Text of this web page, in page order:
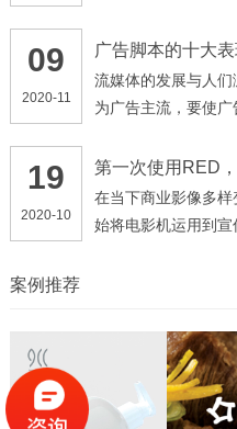
输出，企业想要给
此种营销思路更加偏
艺节目，最引人关注
位导演通过选拔自
片段，以及自创的剧
09
2020-11
广告脚本的十大
流媒体的发展与人
为广告主流，要使
达广告讯息，一般来
式。用讲故事形式
共鸣
19
2020-10
第一次使用RED
在当下商业影像多
始将电影机运用到
案例推荐